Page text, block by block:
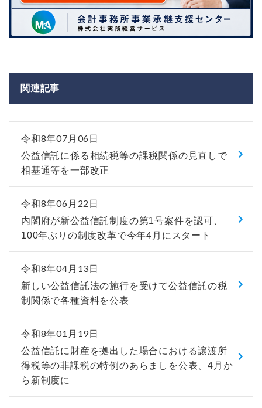
関連記事
令和8年07月06日
公益信託に係る相続税等の課税関係の見直しで
相基通等を一部改正
令和8年06月22日
内閣府が新公益信託制度の第1号案件を認可、
100年ぶりの制度改革で今年4月にスタート
令和8年04月13日
新しい公益信託法の施行を受けて公益信託の税
制関係で各種資料を公表
令和8年01月19日
公益信託に財産を拠出した場合における譲渡所
得税等の非課税の特例のあらましを公表、4月か
ら新制度に